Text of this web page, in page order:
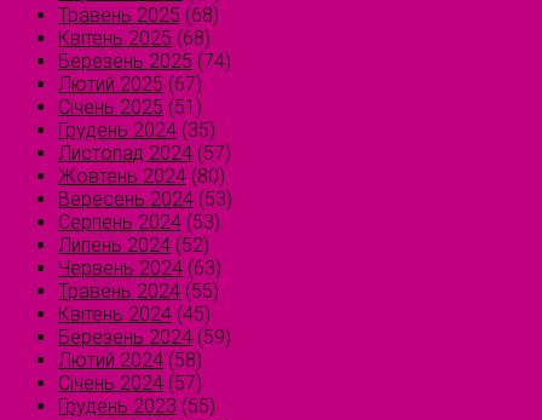
Травень 2025 (68)
Квітень 2025 (68)
Березень 2025 (74)
Лютий 2025 (67)
Січень 2025 (51)
Грудень 2024 (35)
Листопад 2024 (57)
Жовтень 2024 (80)
Вересень 2024 (53)
Серпень 2024 (53)
Липень 2024 (52)
Червень 2024 (63)
Травень 2024 (55)
Квітень 2024 (45)
Березень 2024 (59)
Лютий 2024 (58)
Січень 2024 (57)
Грудень 2023 (55)